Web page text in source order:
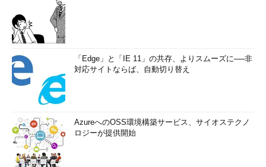
「Edge」と「IE 11」の共存、よりスムーズに──非
対応サイトならば、自動切り替え
AzureへのOSS環境構築サービス、サイオステクノ
ロジーが提供開始